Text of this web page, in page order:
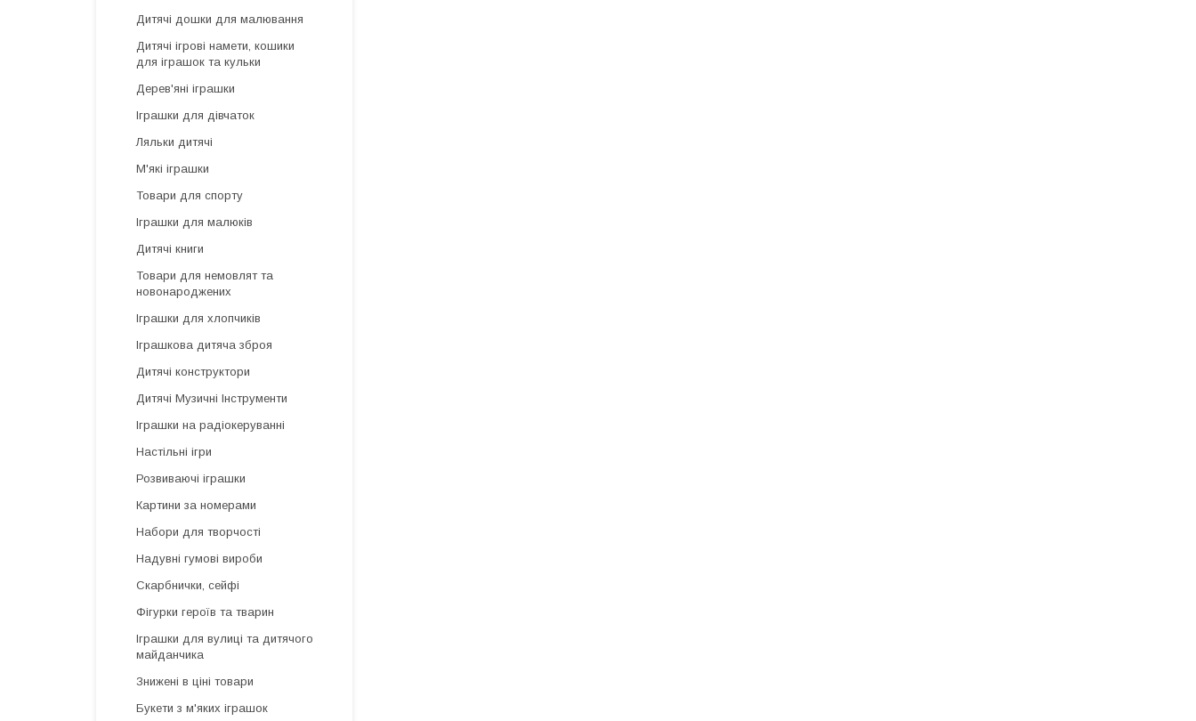
Дитячі дошки для малювання
Дитячі ігрові намети, кошики
для іграшок та кульки
Дерев'яні іграшки
Іграшки для дівчаток
Ляльки дитячі
М'які іграшки
Товари для спорту
Іграшки для малюків
Дитячі книги
Товари для немовлят та
новонароджених
Іграшки для хлопчиків
Іграшкова дитяча зброя
Дитячі конструктори
Дитячі Музичні Інструменти
Іграшки на радіокеруванні
Настільні ігри
Розвиваючі іграшки
Картини за номерами
Набори для творчості
Надувні гумові вироби
Скарбнички, сейфі
Фігурки героїв та тварин
Іграшки для вулиці та дитячого
майданчика
Знижені в ціні товари
Букети з м'яких іграшок